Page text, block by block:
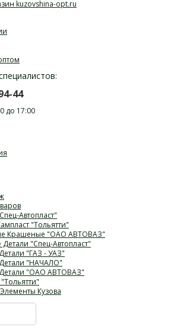
44
до 17:00
Автопласт"
"Тольятти"
Крашеные "ОАО АВТОВАЗ"
"Спец-Автопласт"
"ГАЗ - УАЗ"
"НАЧАЛО"
"ОАО АВТОВАЗ"
Кузова